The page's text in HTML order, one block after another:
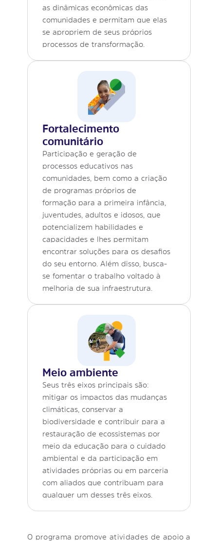
as dinâmicas econômicas das
comunidades e permitam que elas
se apropriem de seus próprios
processos de transformação.
Fortalecimento
comunitário
Participação e geração de
processos educativos nas
comunidades, bem como a criação
de programas próprios de
formação para a primeira infância,
juventudes, adultos e idosos, que
potencializem habilidades e
capacidades e lhes permitam
encontrar soluções para os desafios
do seu entorno. Além disso, busca-
se fomentar o trabalho voltado à
melhoria de sua infraestrutura.
Meio ambiente
Seus três eixos principais são:
mitigar os impactos das mudanças
climáticas, conservar a
biodiversidade e contribuir para a
restauração de ecossistemas por
meio da educação para o cuidado
ambiental e da participação em
atividades próprias ou em parceria
com aliados que contribuam para
qualquer um desses três eixos.
O programa promove atividades de apoio a